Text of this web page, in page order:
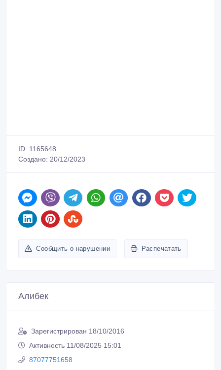
ID: 1165648
Создано: 20/12/2023
Сообщить о нарушении Распечатать
Алибек
Зарегистрирован 18/10/2016
Активность 11/08/2025 15:01
87077751658